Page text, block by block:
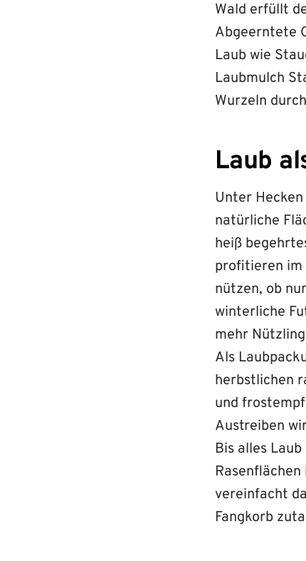
Wald erfüllt
Abgeerntete
Laub wie
Laubmulch
Wurzeln
Laub
Unter
natürliche
heiß
profitieren im
nützen, ob
winterliche
mehr
Als
herbstlichen
und
Austreiben
Bis alles
vereinfacht
Fangkorb